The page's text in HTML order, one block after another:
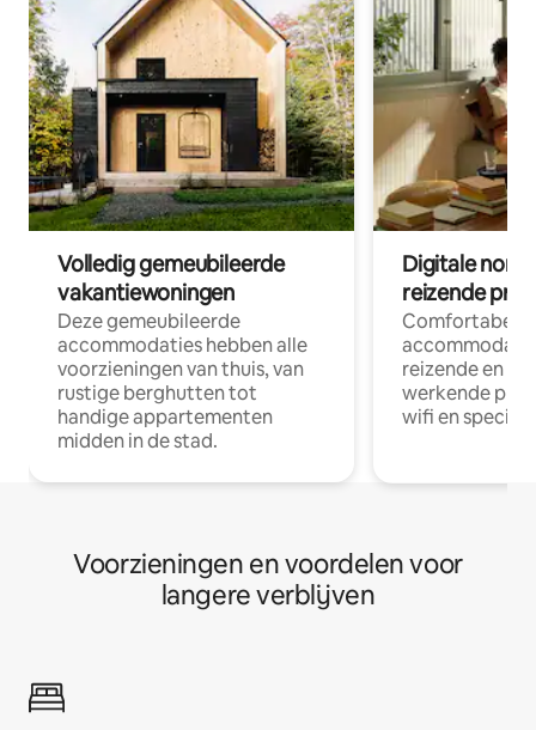
Volledig gemeubileerde
vakantiewoningen
Deze gemeubileerde
accommodaties hebben alle
voorzieningen van thuis, van
rustige berghutten tot
handige appartementen
midden in de stad.
Digitale
reizende
Comfortabele
reizende en
werkende
wifi en
Voorzieningen en voordelen voor
langere verblijven